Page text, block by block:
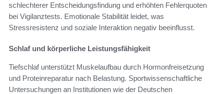
schlechterer Entscheidungsfindung und erhöhten Fehlerquoten
bei Vigilanztests. Emotionale Stabilität leidet, was
Stressresistenz und soziale Interaktion negativ beeinflusst.
Schlaf und körperliche Leistungsfähigkeit
Tiefschlaf unterstützt Muskelaufbau durch Hormonfreisetzung
und Proteinreparatur nach Belastung. Sportwissenschaftliche
Untersuchungen an Institutionen wie der Deutschen